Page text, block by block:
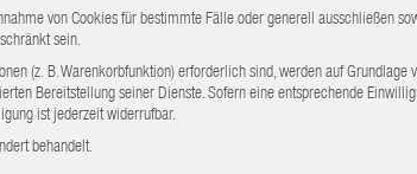
von Cookies für bestimmte Fälle oder generell ausschließen
sein.
(z. B. Warenkorbfunktion) erforderlich sind, werden auf Grundlage
Bereitstellung seiner Dienste. Sofern eine entsprechende
ist jederzeit widerrufbar.
behandelt.